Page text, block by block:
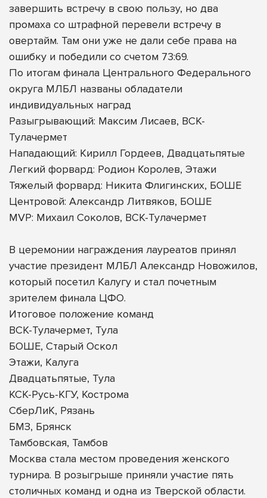
завершить встречу в свою пользу, но два
промаха со штрафной перевели встречу в
овертайм. Там они уже не дали себе права на
ошибку и победили со счетом 73:69.
По итогам финала Центрального Федерального
округа МЛБЛ названы обладатели
индивидуальных наград
Разыгрывающий: Максим Лисаев, ВСК-
Тулачермет
Нападающий: Кирилл Гордеев, Двадцатьпятые
Легкий форвард: Родион Королев, Этажи
Тяжелый форвард: Никита Флигинских, БОШЕ
Центровой: Александр Литвяков, БОШЕ
MVP: Михаил Соколов, ВСК-Тулачермет
В церемонии награждения лауреатов принял
участие президент МЛБЛ Александр Новожилов,
который посетил Калугу и стал почетным
зрителем финала ЦФО.
Итоговое положение команд
ВСК-Тулачермет, Тула
БОШЕ, Старый Оскол
Этажи, Калуга
Двадцатьпятые, Тула
КСК-Русь-КГУ, Кострома
СберЛиК, Рязань
БМЗ, Брянск
Тамбовская, Тамбов
Москва стала местом проведения женского
турнира. В розыгрыше приняли участие пять
столичных команд и одна из Тверской области.